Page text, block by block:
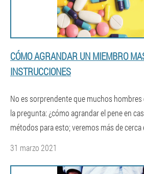
CÓMO AGRANDAR UN MIEMBRO
INSTRUCCIONES
No es sorprendente que muchos
la pregunta: ¿cómo agrandar el pene en
métodos para esto; veremos más de cerca
31 marzo 2021